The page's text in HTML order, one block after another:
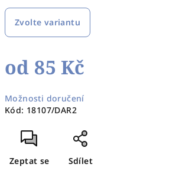
Zvolte variantu
od 85 Kč
cena:
Možnosti doručení
Kód: 18107/DAR2
Zeptat se Sdílet